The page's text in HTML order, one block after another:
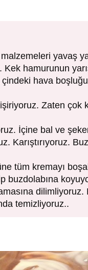
yavaş
hamurunun
hava
Zaten çok
İçine bal ve
Karıştırıyoruz.
tüm kremayı
buzdolabına
temizliyoruz..